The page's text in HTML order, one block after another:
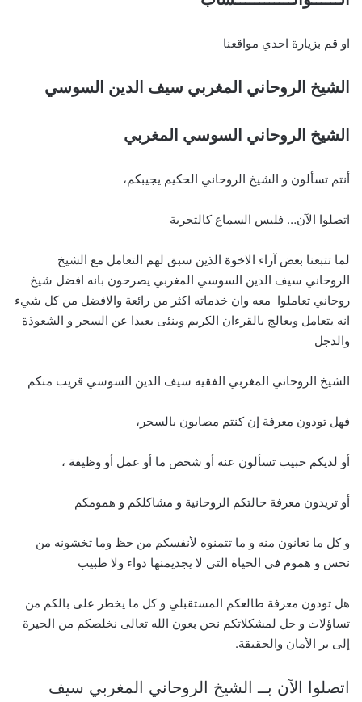
او قم بزيارة احدي مواقعنا
الشيخ الروحاني المغربي سيف الدين السوسي
الشيخ الروحاني السوسي المغربي
أنتم تسألون و الشيخ الروحاني الحكيم يجيبكم،
اتصلوا الآن… فليس السماع كالتجربة
لما تتبعنا بعض آراء الاخوة الذين سبق لهم التعامل مع الشيخ
الروحاني سيف الدين السوسي المغربي يصرحون بانه افضل شيخ
روحاني تعاملوا معه وان خدماته اكثر من رائعة والافضل من كل شيء
انه يتعامل ويعالج بالقرءان الكريم وينئى بعيدا عن السحر و الشعوذة
والدجل
الشيخ الروحاني المغربي الفقيه سيف الدين السوسي قريب منكم
فهل تودون معرفة إن كنتم مصابون بالسحر،
أو لديكم حبيب تسألون عنه أو شخص ما أو عمل أو وظيفة ،
أو تريدون معرفة حالتكم الروحانية و مشاكلكم و همومكم
و كل ما تعانون منه و ما تتمنوه لأنفسكم من حظ وما تخشونه من
نحس و هموم في الحياة التي لا يجديمنها دواء ولا طبيب
هل تودون معرفة طالعكم المستقبلي و كل ما يخطر على بالكم من
تساؤلات و حل لمشكلاتكم نحن بعون الله تعالى نخلصكم من الحيرة
إلى بر الأمان والحقيقة.
اتصلوا الآن بــ الشيخ الروحاني المغربي سيف